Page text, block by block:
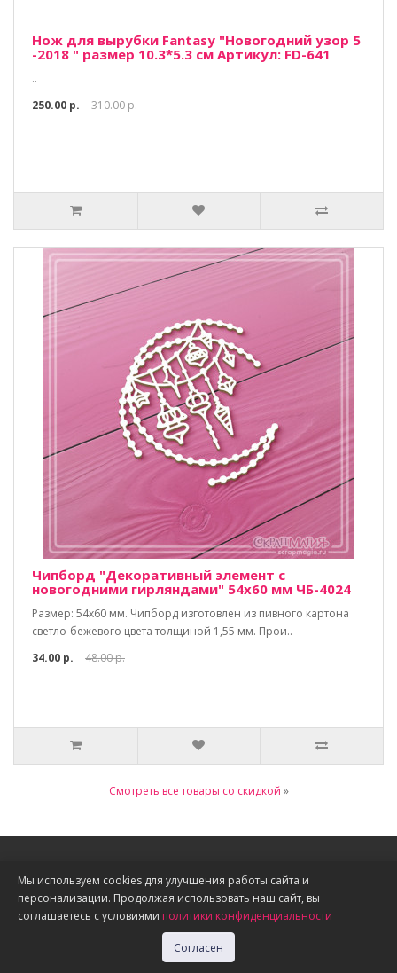
Нож для вырубки Fantasy "Новогодний узор 5
-2018 " размер 10.3*5.3 см Артикул: FD-641
..
250.00 р.
310.00 р.
Чипборд "Декоративный элемент с
новогодними гирляндами" 54х60 мм ЧБ-4024
Размер: 54х60 мм. Чипборд изготовлен из пивного картона
светло-бежевого цвета толщиной 1,55 мм. Прои..
34.00 р.
48.00 р.
Смотреть все товары со скидкой »
Информация
О нас
Доставка, оплата, скидки
Политика конфиденциальности
Мы используем cookies для улучшения работы сайта и
персонализации. Продолжая использовать наш сайт, вы
соглашаетесь с условиями политики конфиденциальности
Согласен